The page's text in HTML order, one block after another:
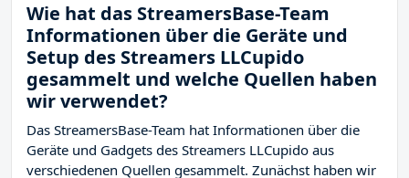
Wie hat das StreamersBase-Team
Informationen über die Geräte und
Setup des Streamers LLCupido
gesammelt und welche Quellen haben
wir verwendet?
Das StreamersBase-Team hat Informationen über die
Geräte und Gadgets des Streamers LLCupido aus
verschiedenen Quellen gesammelt. Zunächst haben wir